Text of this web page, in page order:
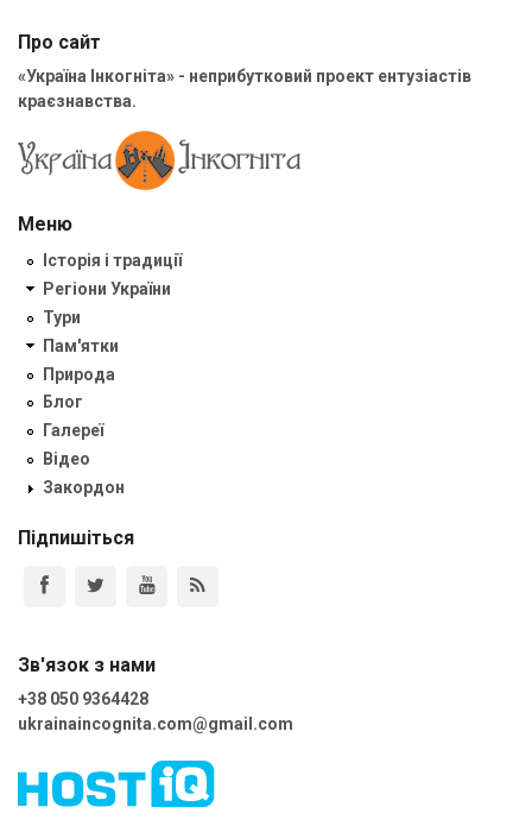
Про сайт
«Україна Інкогніта» - неприбутковий проект ентузіастів
краєзнавства.
Меню
Історія і традиції
Регіони України
Тури
Пам'ятки
Природа
Блог
Галереї
Відео
Закордон
Підпишіться
Зв'язок з нами
+38 050 9364428
ukrainaincognita.com@gmail.com